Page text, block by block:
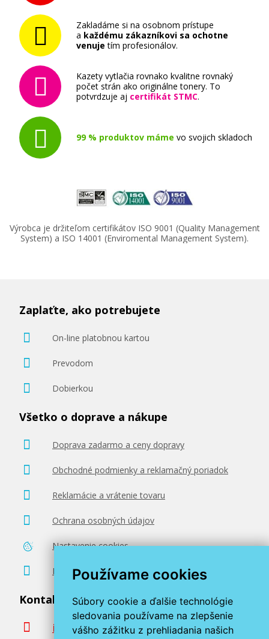
Používame cookies
Súbory cookie a ďalšie technológie
sledovania používame na zlepšenie
vášho zážitku z prehliadania našich
Zakladáme si na osobnom prístupe
a každému zákazníkovi sa ochotne
venuje tím profesionálov.
Kazety vytlačia rovnako kvalitne rovnaký
počet strán ako originálne tonery. To
potvrdzuje aj certifikát STMC.
99 % produktov máme vo svojich skladoch
Výrobca je držiteľom certifikátov ISO 9001 (Quality Management
System) a ISO 14001 (Enviromental Management System).
Zaplaťte, ako potrebujete
On-line platobnou kartou
Prevodom
Dobierkou
Všetko o doprave a nákupe
Doprava zadarmo a ceny dopravy
Obchodné podmienky a reklamačný poriadok
Reklamácie a vrátenie tovaru
Ochrana osobných údajov
Nastavenie cookies
Poradenstvo zadarmo
Kontaktujte nás
info@miroluk.sk